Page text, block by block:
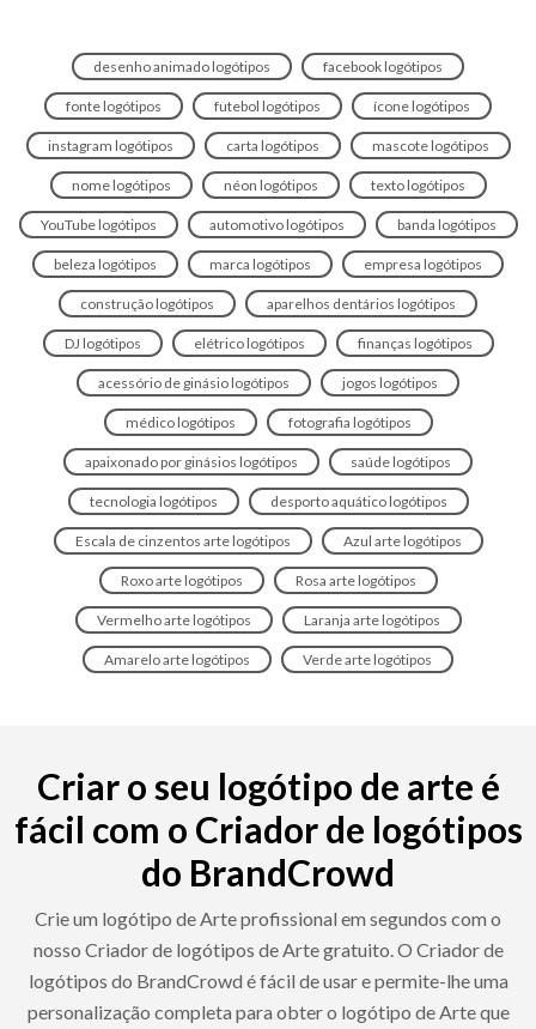
desenho animado logótipos facebook logótipos
fonte logótipos futebol logótipos ícone logótipos
instagram logótipos carta logótipos mascote logótipos
nome logótipos néon logótipos texto logótipos
YouTube logótipos automotivo logótipos banda logótipos
beleza logótipos marca logótipos empresa logótipos
construção logótipos aparelhos dentários logótipos
DJ logótipos elétrico logótipos finanças logótipos
acessório de ginásio logótipos jogos logótipos
médico logótipos fotografia logótipos
apaixonado por ginásios logótipos saúde logótipos
tecnologia logótipos desporto aquático logótipos
Escala de cinzentos arte logótipos Azul arte logótipos
Roxo arte logótipos Rosa arte logótipos
Vermelho arte logótipos Laranja arte logótipos
Amarelo arte logótipos Verde arte logótipos
Criar o seu logótipo de arte é
fácil com o Criador de logótipos
do BrandCrowd
Crie um logótipo de Arte profissional em segundos com o
nosso Criador de logótipos de Arte gratuito. O Criador de
logótipos do BrandCrowd é fácil de usar e permite-lhe uma
personalização completa para obter o logótipo de Arte que